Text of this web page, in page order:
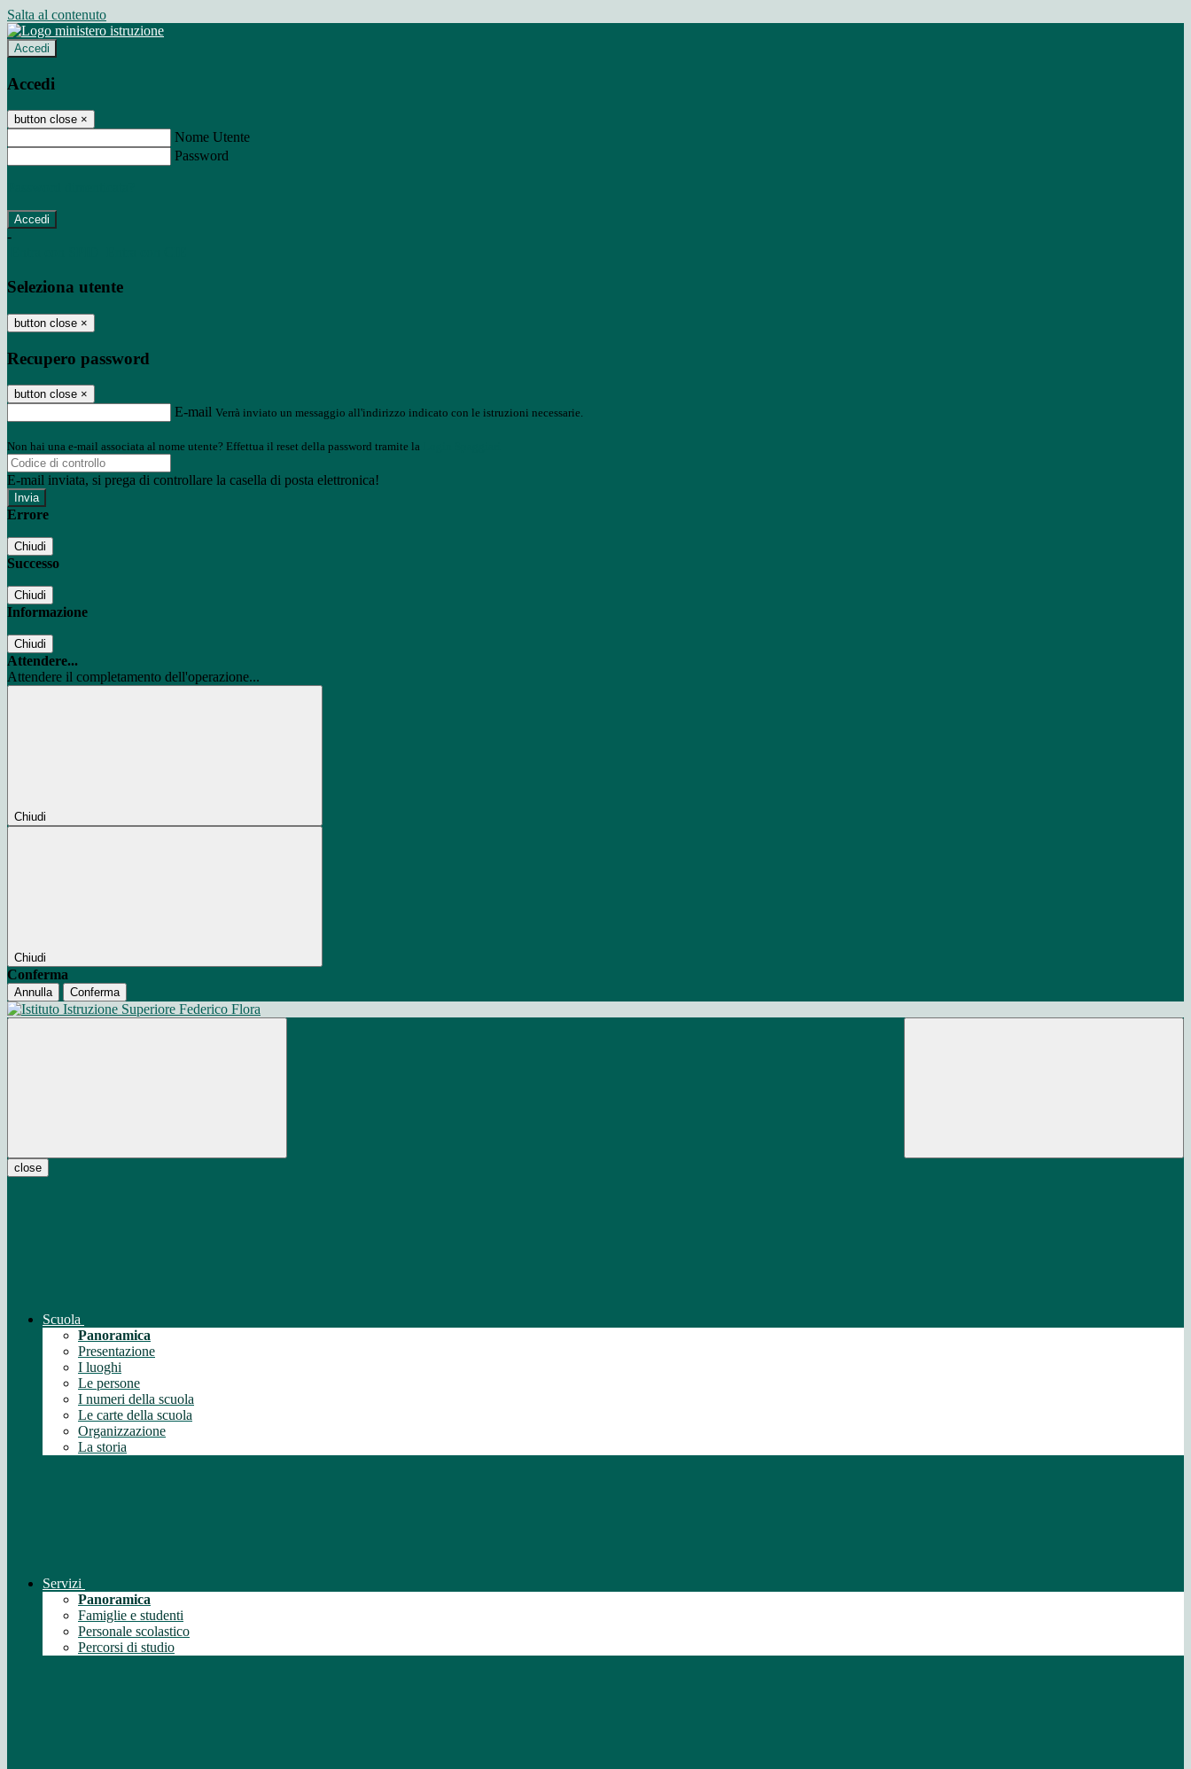
Salta al contenuto
Accedi
Accedi
button close ×
Nome Utente
Password
-
Seleziona utente
button close ×
Recupero password
button close ×
E-mail Verrà inviato un messaggio all'indirizzo indicato con le istruzioni necessarie.
Non hai una e-mail associata al nome utente? Effettua il reset della password tramite la
E-mail inviata, si prega di controllare la casella di posta elettronica!
Errore
Chiudi
Successo
Chiudi
Informazione
Chiudi
Attendere...
Attendere il completamento dell'operazione...
Chiudi
Chiudi
Conferma
Annulla Conferma
close
Scuola
Panoramica
Presentazione
I luoghi
Le persone
I numeri della scuola
Le carte della scuola
Organizzazione
La storia
Servizi
Panoramica
Famiglie e studenti
Personale scolastico
Percorsi di studio